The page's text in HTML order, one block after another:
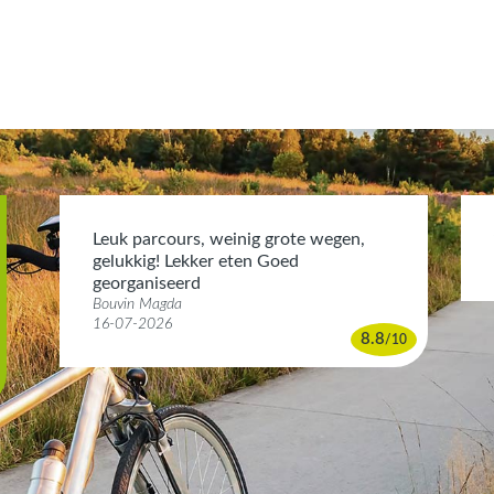
Leuk parcours, weinig grote wegen,
gelukkig! Lekker eten Goed
georganiseerd
Bouvin Magda
16-07-2026
8.8/10